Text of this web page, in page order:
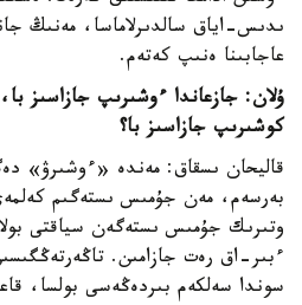
ىدىس-اياق سالدىرلاماسا، مەنىڭ
عاجابىنا ەنىپ كەتەم.
ۇلان: جازعاندا ءوشىرىپ جازاسىز با،
كوشىرىپ جازاسىز با؟
قاليحان ىسقاق: مەندە «ءوشىرۋ»
بەرسەم، مەن جۇمىس ىستەگىم
وتىرىك جۇمىس ىستەگەن سياقتى
ءبىر-اق رەت جازامىن.
سوندا سەلكەم بىردەڭەسى بولسا،